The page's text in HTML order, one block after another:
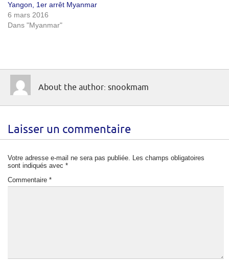
Yangon, 1er arrêt Myanmar
6 mars 2016
Dans "Myanmar"
About the author: snookmam
Laisser un commentaire
Votre adresse e-mail ne sera pas publiée.
Les champs obligatoires
sont indiqués avec *
Commentaire *